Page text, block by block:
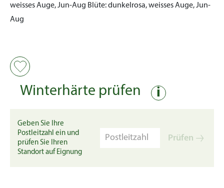
weisses Auge, Jun-Aug Blüte:dunkelrosa, weisses Auge, Jun-
Aug
Winterhärte prüfen i
Geben Sie Ihre
Postleitzahl ein und
prüfen Sie Ihren
Standort auf Eignung
Prüfen